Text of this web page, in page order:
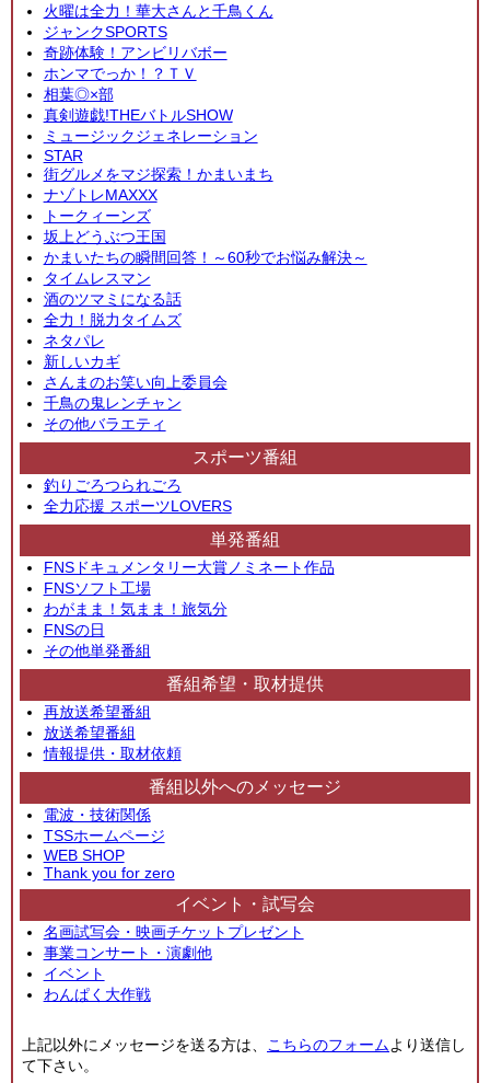
火曜は全力！華大さんと千鳥くん
ジャンクSPORTS
奇跡体験！アンビリバボー
ホンマでっか！？ＴＶ
相葉◎×部
真剣遊戯!THEバトルSHOW
ミュージックジェネレーション
STAR
街グルメをマジ探索！かまいまち
ナゾトレMAXXX
トークィーンズ
坂上どうぶつ王国
かまいたちの瞬間回答！～60秒でお悩み解決～
タイムレスマン
酒のツマミになる話
全力！脱力タイムズ
ネタパレ
新しいカギ
さんまのお笑い向上委員会
千鳥の鬼レンチャン
その他バラエティ
スポーツ番組
釣りごろつられごろ
全力応援 スポーツLOVERS
単発番組
FNSドキュメンタリー大賞ノミネート作品
FNSソフト工場
わがまま！気まま！旅気分
FNSの日
その他単発番組
番組希望・取材提供
再放送希望番組
放送希望番組
情報提供・取材依頼
番組以外へのメッセージ
電波・技術関係
TSSホームページ
WEB SHOP
Thank you for zero
イベント・試写会
名画試写会・映画チケットプレゼント
事業コンサート・演劇他
イベント
わんぱく大作戦
上記以外にメッセージを送る方は、 こちらのフォームより送信し
て下さい。